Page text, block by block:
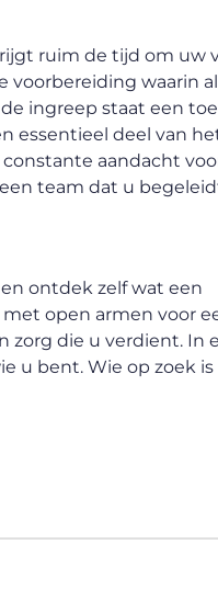
ruim de tijd om uw
voorbereiding waarin
ingreep staat een
essentieel deel van
aandacht
team dat u
ontdek zelf wat een
open armen voor
zorg die u verdient. In
u bent. Wie op zoek is